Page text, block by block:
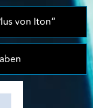
von Iton“